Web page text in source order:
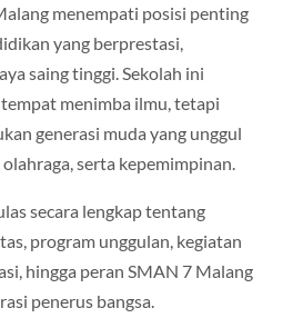
menempati posisi penting
yang berprestasi,
saing tinggi. Sekolah ini
menimba ilmu, tetapi
generasi muda yang unggul
serta kepemimpinan.
secara lengkap tentang
program unggulan, kegiatan
hingga peran SMAN 7 Malang
penerus bangsa.